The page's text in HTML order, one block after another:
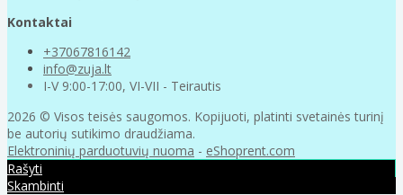
Kontaktai
+37067816142
info@zuja.lt
I-V 9:00-17:00, VI-VII - Teirautis
2026 © Visos teisės saugomos. Kopijuoti, platinti svetainės turinį
be autorių sutikimo draudžiama.
Elektroninių parduotuvių nuoma - eShoprent.com
Rašyti
Skambinti